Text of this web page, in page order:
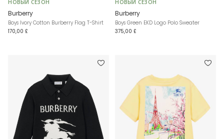
НОВЫЙ СЕЗОН
Burberry
Boys Ivory Cotton Burberry Flag T-Shirt
170,00 £
НОВЫЙ СЕЗОН
Burberry
Boys Green EKD Logo Polo Sweater
375,00 £